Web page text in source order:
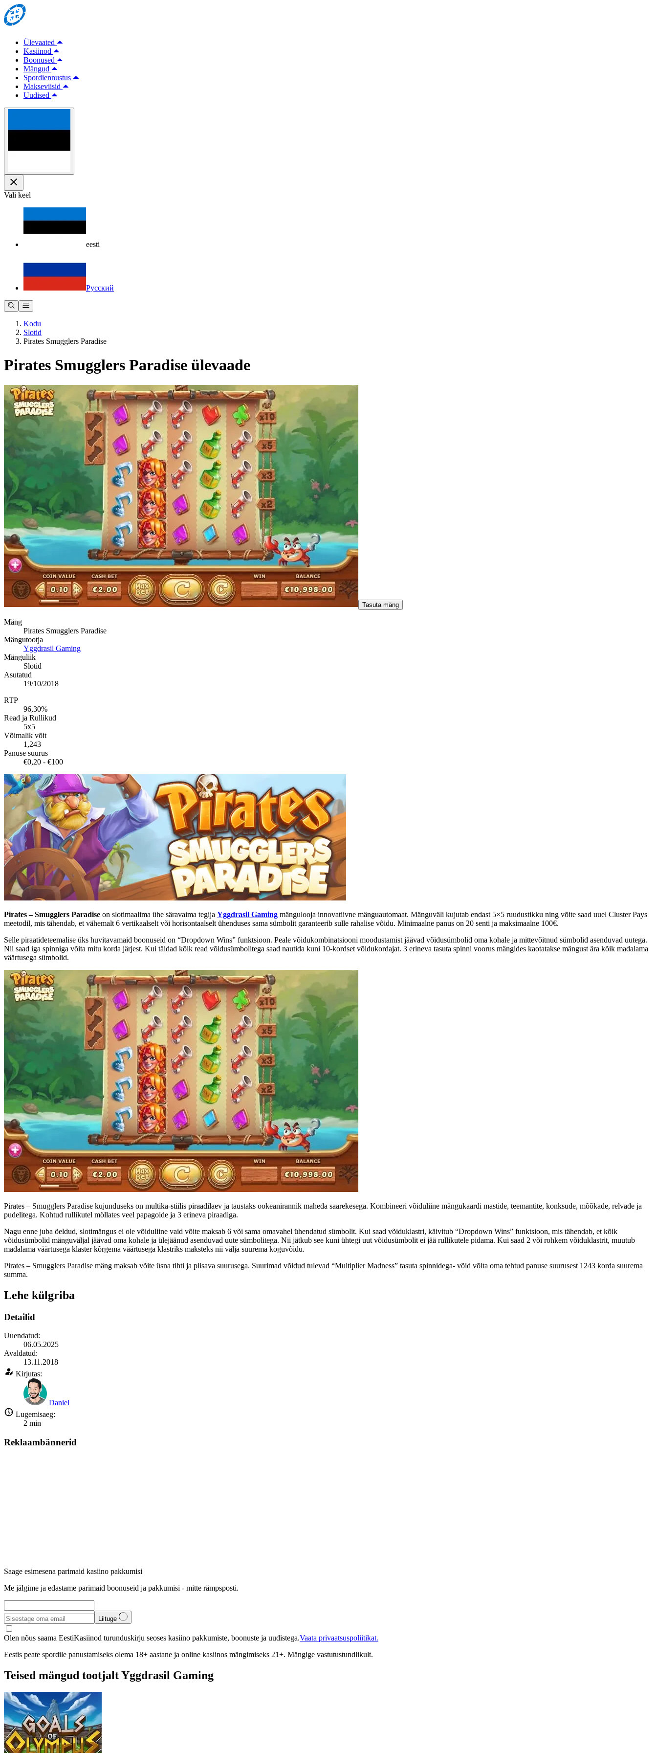
Ülevaated
Kasiinod
Boonused
Mängud
Spordiennustus
Makseviisid
Uudised
Vali keel
eesti
Русский
Kodu
Slotid
Pirates Smugglers Paradise
Pirates Smugglers Paradise ülevaade
Tasuta mäng
Mäng
Pirates Smugglers Paradise
Mängutootja
Yggdrasil Gaming
Mänguliik
Slotid
Asutatud
19/10/2018
RTP
96,30%
Read ja Rullikud
5x5
Võimalik võit
1,243
Panuse suurus
€0,20 - €100
Pirates – Smugglers Paradise on slotimaalima ühe säravaima tegija Yggdrasil Gaming mängulooja innovatiivne mänguautomaat. Mänguväli kujutab endast 5×5 ruudustikku ning võite saad uuel Cluster Pays
meetodil, mis tähendab, et vähemalt 6 vertikaalselt või horisontaalselt ühenduses sama sümbolit garanteerib sulle rahalise võidu. Minimaalne panus on 20 senti ja maksimaalne 100€.
Selle piraatideteemalise üks huvitavamaid boonuseid on “Dropdown Wins” funktsioon. Peale võidukombinatsiooni moodustamist jäävad võidusümbolid oma kohale ja mittevõitnud sümbolid asenduvad uutega.
Nii saad iga spinniga võita mitu korda järjest. Kui täidad kõik read võidusümbolitega saad nautida kuni 10-kordset võidukordajat. 3 erineva tasuta spinni voorus mängides kaotatakse mängust ära kõik madalama
väärtusega sümbolid.
Pirates – Smugglers Paradise kujunduseks on multika-stiilis piraadilaev ja taustaks ookeanirannik maheda saarekesega. Kombineeri võiduliine mängukaardi mastide, teemantite, konksude, mõõkade, relvade ja
pudelitega. Kohtud rullikutel möllates veel papagoide ja 3 erineva piraadiga.
Nagu enne juba öeldud, slotimängus ei ole võiduliine vaid võite maksab 6 või sama omavahel ühendatud sümbolit. Kui saad võiduklastri, käivitub “Dropdown Wins” funktsioon, mis tähendab, et kõik
võidusümbolid mänguväljal jäävad oma kohale ja ülejäänud asenduvad uute sümbolitega. Nii jätkub see kuni ühtegi uut võidusümbolit ei jää rullikutele pidama. Kui saad 2 või rohkem võiduklastrit, muutub
madalama väärtusega klaster kõrgema väärtusega klastriks maksteks nii välja suurema koguvõidu.
Pirates – Smugglers Paradise mäng maksab võite üsna tihti ja piisava suurusega. Suurimad võidud tulevad “Multiplier Madness” tasuta spinnidega- võid võita oma tehtud panuse suurusest 1243 korda suurema
summa.
Lehe külgriba
Detailid
Uuendatud:
06.05.2025
Avaldatud:
13.11.2018
Kirjutas:
Daniel
Lugemisaeg:
2 min
Reklaambännerid
Saage esimesena parimaid kasiino pakkumisi
Me jälgime ja edastame parimaid boonuseid ja pakkumisi - mitte rämpsposti.
Liituge
Olen nõus saama EestiKasiinod turunduskirju seoses kasiino pakkumiste, boonuste ja uudistega.Vaata privaatsuspoliitikat.
Eestis peate spordile panustamiseks olema 18+ aastane ja online kasiinos mängimiseks 21+. Mängige vastutustundlikult.
Teised mängud tootjalt Yggdrasil Gaming